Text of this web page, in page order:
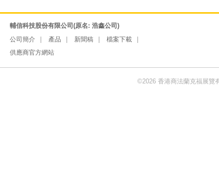
輔信科技股份有限公司(原名: 浩鑫公司)
公司簡介
產品 新聞稿
檔案下載
供應商官方網站
©2026 香港商法蘭克福展覽